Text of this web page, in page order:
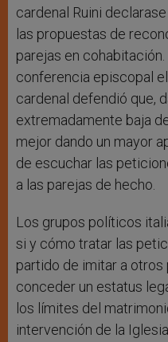
cardenal Ruini
las propuestas de
parejas en cohabitación.
conferencia episcopal
cardenal defendió que,
extremadamente baja
mejor dando un mayor
de escuchar las
a las parejas de hecho.
Los grupos políticos
si y cómo tratar las
partido de imitar a otros
conceder un estatus
los límites del
intervención de la